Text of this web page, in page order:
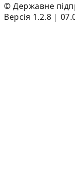
© Державне
Версія 1.2.8 |